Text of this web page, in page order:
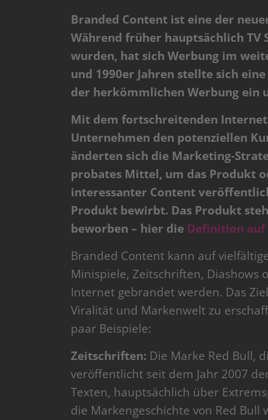
Branded Content ist eine der
Während früher hauptsächlich
wurden, hat sich Werbung im
und 1990er Jahren stellte sich
der herkömmlichen Werbung ein
Mit dem fortschreitenden
Unternehmen den potenziellen
änderten sich die Marketing-
probates Mittel, um das Produkt
interessanter Content
Produkt bewirbt. Das Produkt
beworben – hier die Definition
Branded Content kann auf
Minispiele, Zeitschriften, Diashows
Internet gebrandet werden. Das
Viralität und Markenwelt zu
paar Beispiele:
Zeitschriften: Die Marke Red Bull,
veröffentlicht seit dem Jahr 2007
Texten, hauptsächlich über
die Markengeschichte von Red